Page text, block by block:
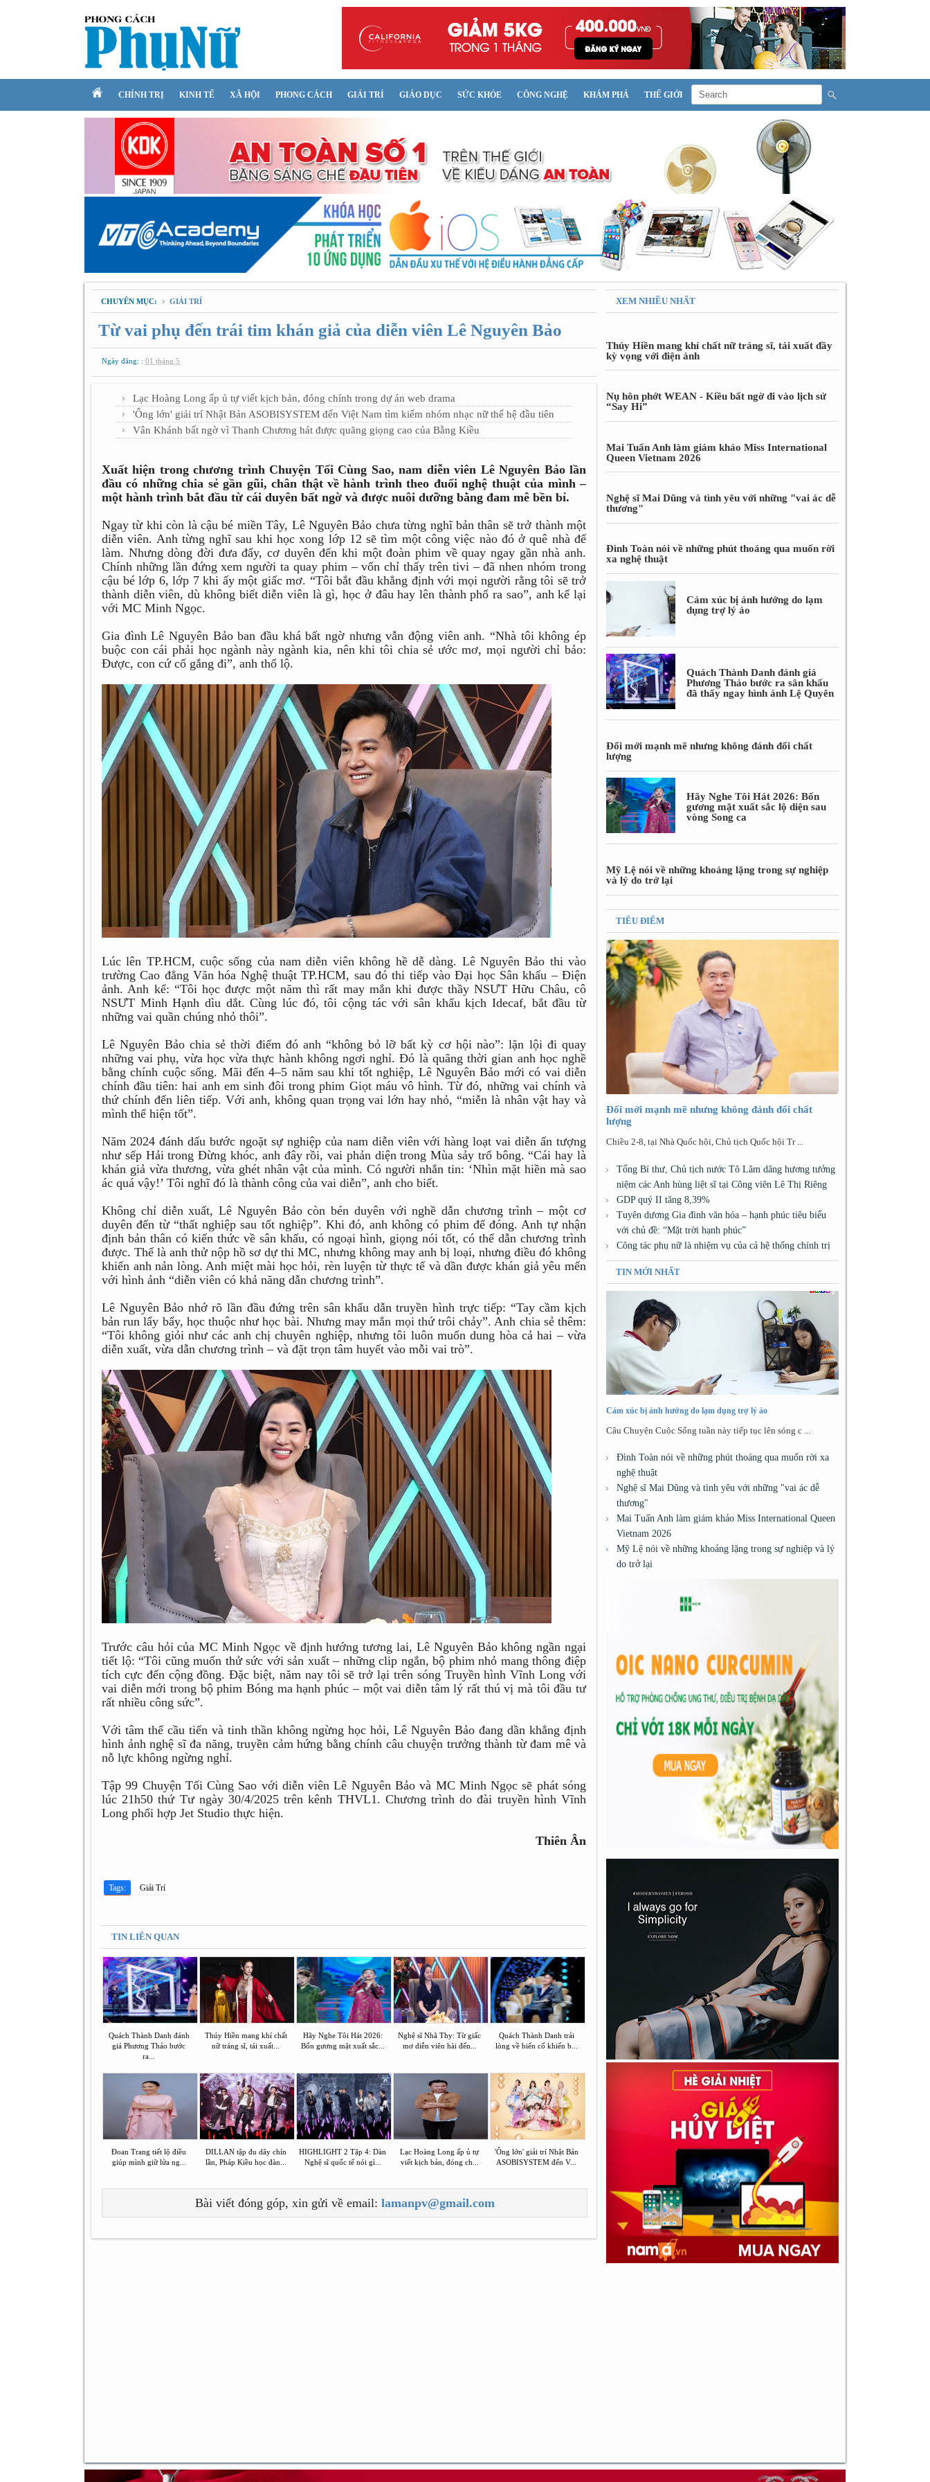
CHÍNH TRỊ KINH TẾ XÃ HỘI PHONG CÁCH GIẢI TRÍ GIÁO DỤC SỨC KHỎE CÔNG NGHỆ KHÁM PHÁ THẾ GIỚI
CHUYÊN MỤC: GIẢI TRÍ
Từ vai phụ đến trái tim khán giả của diễn viên Lê Nguyên Bảo
Ngày đăng: : 01 tháng 5
Lạc Hoàng Long ấp ủ tự viết kịch bản, đóng chính trong dự án web drama
'Ông lớn' giải trí Nhật Bản ASOBISYSTEM đến Việt Nam tìm kiếm nhóm nhạc nữ thế hệ đầu tiên
Vân Khánh bất ngờ vì Thanh Chương hát được quãng giọng cao của Bằng Kiều
Xuất hiện trong chương trình Chuyện Tối Cùng Sao, nam diễn viên Lê Nguyên Bảo lần
đầu có những chia sẻ gần gũi, chân thật về hành trình theo đuổi nghệ thuật của mình –
một hành trình bắt đầu từ cái duyên bất ngờ và được nuôi dưỡng bằng đam mê bền bỉ.
Ngay từ khi còn là cậu bé miền Tây, Lê Nguyên Bảo chưa từng nghĩ bản thân sẽ trở thành một
diễn viên. Anh từng nghĩ sau khi học xong lớp 12 sẽ tìm một công việc nào đó ở quê nhà để
làm. Nhưng dòng đời đưa đẩy, cơ duyên đến khi một đoàn phim về quay ngay gần nhà anh.
Chính những lần đứng xem người ta quay phim – vốn chỉ thấy trên tivi – đã nhen nhóm trong
cậu bé lớp 6, lớp 7 khi ấy một giấc mơ. “Tôi bắt đầu khẳng định với mọi người rằng tôi sẽ trở
thành diễn viên, dù không biết diễn viên là gì, học ở đâu hay lên thành phố ra sao”, anh kể lại
với MC Minh Ngọc.
Gia đình Lê Nguyên Bảo ban đầu khá bất ngờ nhưng vẫn động viên anh. “Nhà tôi không ép
buộc con cái phải học ngành này ngành kia, nên khi tôi chia sẻ ước mơ, mọi người chỉ bảo:
Được, con cứ cố gắng đi”, anh thổ lộ.
Lúc lên TP.HCM, cuộc sống của nam diễn viên không hề dễ dàng. Lê Nguyên Bảo thi vào
trường Cao đẳng Văn hóa Nghệ thuật TP.HCM, sau đó thi tiếp vào Đại học Sân khấu – Điện
ảnh. Anh kể: “Tôi học được một năm thì rất may mắn khi được thầy NSƯT Hữu Châu, cô
NSƯT Minh Hạnh dìu dắt. Cùng lúc đó, tôi cộng tác với sân khấu kịch Idecaf, bắt đầu từ
những vai quần chúng nhỏ thôi”.
Lê Nguyên Bảo chia sẻ thời điểm đó anh “không bỏ lỡ bất kỳ cơ hội nào”: lặn lội đi quay
những vai phụ, vừa học vừa thực hành không ngơi nghỉ. Đó là quãng thời gian anh học nghề
bằng chính cuộc sống. Mãi đến 4–5 năm sau khi tốt nghiệp, Lê Nguyên Bảo mới có vai diễn
chính đầu tiên: hai anh em sinh đôi trong phim Giọt máu vô hình. Từ đó, những vai chính và
thứ chính đến liên tiếp. Với anh, không quan trọng vai lớn hay nhỏ, “miễn là nhân vật hay và
mình thể hiện tốt”.
Năm 2024 đánh dấu bước ngoặt sự nghiệp của nam diễn viên với hàng loạt vai diễn ấn tượng
như sếp Hải trong Đừng khóc, anh đây rồi, vai phản diện trong Mùa sảy trổ bông. “Cái hay là
khán giả vừa thương, vừa ghét nhân vật của mình. Có người nhắn tin: ‘Nhìn mặt hiền mà sao
ác quá vậy!’ Tôi nghĩ đó là thành công của vai diễn”, anh cho biết.
Không chỉ diễn xuất, Lê Nguyên Bảo còn bén duyên với nghề dẫn chương trình – một cơ
duyên đến từ “thất nghiệp sau tốt nghiệp”. Khi đó, anh không có phim để đóng. Anh tự nhận
định bản thân có kiến thức về sân khấu, có ngoại hình, giọng nói tốt, có thể dẫn chương trình
được. Thế là anh thử nộp hồ sơ dự thi MC, nhưng không may anh bị loại, nhưng điều đó không
khiến anh nản lòng. Anh miệt mài học hỏi, rèn luyện từ thực tế và dần được khán giả yêu mến
với hình ảnh “diễn viên có khả năng dẫn chương trình”.
Lê Nguyên Bảo nhớ rõ lần đầu đứng trên sân khấu dẫn truyền hình trực tiếp: “Tay cầm kịch
bản run lẩy bẩy, học thuộc như học bài. Nhưng may mắn mọi thứ trôi chảy”. Anh chia sẻ thêm:
“Tôi không giỏi như các anh chị chuyên nghiệp, nhưng tôi luôn muốn dung hòa cả hai – vừa
diễn xuất, vừa dẫn chương trình – và đặt trọn tâm huyết vào mỗi vai trò”.
Trước câu hỏi của MC Minh Ngọc về định hướng tương lai, Lê Nguyên Bảo không ngần ngại
tiết lộ: “Tôi cũng muốn thử sức với sản xuất – những clip ngắn, bộ phim nhỏ mang thông điệp
tích cực đến cộng đồng. Đặc biệt, năm nay tôi sẽ trở lại trên sóng Truyền hình Vĩnh Long với
vai diễn mới trong bộ phim Bóng ma hạnh phúc – một vai diễn tâm lý rất thú vị mà tôi đầu tư
rất nhiều công sức”.
Với tâm thế cầu tiến và tinh thần không ngừng học hỏi, Lê Nguyên Bảo đang dần khẳng định
hình ảnh nghệ sĩ đa năng, truyền cảm hứng bằng chính câu chuyện trưởng thành từ đam mê và
nỗ lực không ngừng nghỉ.
Tập 99 Chuyện Tối Cùng Sao với diễn viên Lê Nguyên Bảo và MC Minh Ngọc sẽ phát sóng
lúc 21h50 thứ Tư ngày 30/4/2025 trên kênh THVL1. Chương trình do đài truyền hình Vĩnh
Long phối hợp Jet Studio thực hiện.
Thiên Ân
Tags: Giải Trí
TIN LIÊN QUAN
Quách Thành Danh đánh
giá Phương Thảo bước
ra...
Thúy Hiền mang khí chất
nữ tráng sĩ, tái xuất...
Hãy Nghe Tôi Hát 2026:
Bốn gương mặt xuất sắc...
Nghệ sĩ Nhã Thy: Từ giấc
mơ diễn viên hài đến...
Quách Thành Danh trải
lòng về biến cố khiến b...
Đoan Trang tiết lộ điều
giúp mình giữ lửa ng...
DILLAN tập đu dây chín
lần, Pháp Kiều học đàn...
HIGHLIGHT 2 Tập 4: Dàn
Nghệ sĩ quốc tế nói gì...
Lạc Hoàng Long ấp ủ tự
viết kịch bản, đóng ch...
'Ông lớn' giải trí Nhật Bản
ASOBISYSTEM đến V...
Bài viết đóng góp, xin gửi về email: lamanpv@gmail.com
XEM NHIỀU NHẤT
Thúy Hiền mang khí chất nữ tráng sĩ, tái xuất đầy
kỳ vọng với điện ảnh
Nụ hôn phớt WEAN - Kiều bất ngờ đi vào lịch sử
“Say Hi”
Mai Tuấn Anh làm giám khảo Miss International
Queen Vietnam 2026
Nghệ sĩ Mai Dũng và tình yêu với những "vai ác dễ
thương"
Đình Toàn nói về những phút thoáng qua muốn rời
xa nghệ thuật
Cảm xúc bị ảnh hưởng do lạm
dụng trợ lý ảo
Quách Thành Danh đánh giá
Phương Thảo bước ra sân khấu
đã thấy ngay hình ảnh Lệ Quyên
Đổi mới mạnh mẽ nhưng không đánh đổi chất
lượng
Hãy Nghe Tôi Hát 2026: Bốn
gương mặt xuất sắc lộ diện sau
vòng Song ca
Mỹ Lệ nói về những khoảng lặng trong sự nghiệp
và lý do trở lại
TIÊU ĐIỂM
Đổi mới mạnh mẽ nhưng không đánh đổi chất
lượng
Chiều 2-8, tại Nhà Quốc hội, Chủ tịch Quốc hội Tr ...
Tổng Bí thư, Chủ tịch nước Tô Lâm dâng hương tưởng
niệm các Anh hùng liệt sĩ tại Công viên Lê Thị Riêng
GDP quý II tăng 8,39%
Tuyên dương Gia đình văn hóa – hạnh phúc tiêu biểu
với chủ đề: “Mặt trời hạnh phúc”
Công tác phụ nữ là nhiệm vụ của cả hệ thống chính trị
TIN MỚI NHẤT
Cảm xúc bị ảnh hưởng do lạm dụng trợ lý ảo
Câu Chuyện Cuộc Sống tuần này tiếp tục lên sóng c ...
Đình Toàn nói về những phút thoáng qua muốn rời xa
nghệ thuật
Nghệ sĩ Mai Dũng và tình yêu với những "vai ác dễ
thương"
Mai Tuấn Anh làm giám khảo Miss International Queen
Vietnam 2026
Mỹ Lệ nói về những khoảng lặng trong sự nghiệp và lý
do trở lại